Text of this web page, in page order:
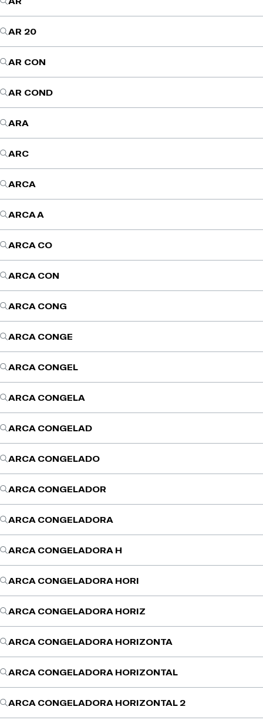
AR 20
AR CON
AR COND
ARA
ARC
ARCA
ARCA A
ARCA CO
ARCA CON
ARCA CONG
ARCA CONGE
ARCA CONGEL
ARCA CONGELA
ARCA CONGELAD
ARCA CONGELADO
ARCA CONGELADOR
ARCA CONGELADORA
ARCA CONGELADORA H
ARCA CONGELADORA HORI
ARCA CONGELADORA HORIZ
ARCA CONGELADORA HORIZONTA
ARCA CONGELADORA HORIZONTAL
ARCA CONGELADORA HORIZONTAL 2